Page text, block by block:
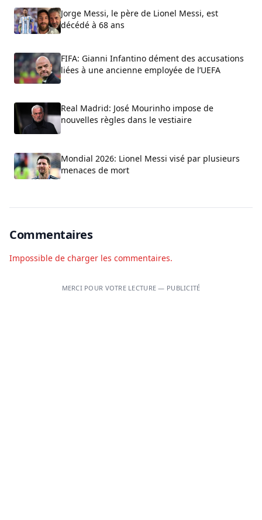
Jorge Messi, le père de Lionel Messi, est
décédé à 68 ans
FIFA: Gianni Infantino dément des accusations
liées à une ancienne employée de l’UEFA
Real Madrid: José Mourinho impose de
nouvelles règles dans le vestiaire
Mondial 2026: Lionel Messi visé par plusieurs
menaces de mort
Commentaires
Impossible de charger les commentaires.
MERCI POUR VOTRE LECTURE — PUBLICITÉ